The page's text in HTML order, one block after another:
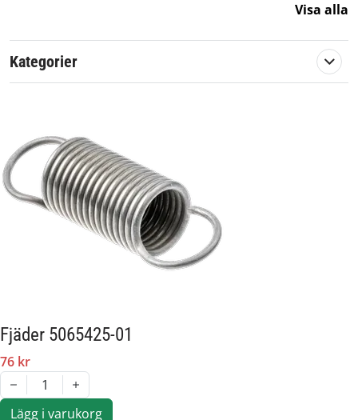
Artikelnummer:
579323
Passar märke:
Visa alla
Kategorier
Fjäder 5065425-01
76 kr
1
Lägg i varukorg